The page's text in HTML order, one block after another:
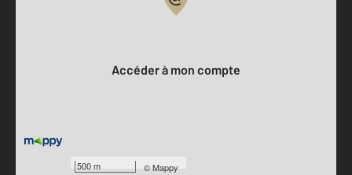
500 m ©Mappy
Accéder à mon compte